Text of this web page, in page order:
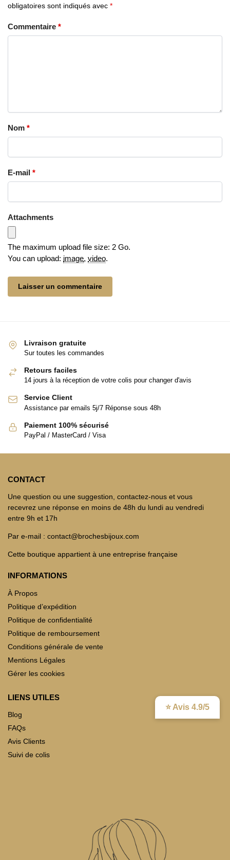
⭐ Avis 4.9/5
obligatoires sont indiqués avec *
Commentaire *
Nom *
E-mail *
Attachments
The maximum upload file size: 2 Go.
You can upload: image, video.
Livraison gratuite
Sur toutes les commandes
Retours faciles
14 jours à la réception de votre colis pour changer d'avis
Service Client
Assistance par emails 5j/7 Réponse sous 48h
Paiement 100% sécurisé
PayPal / MasterCard / Visa
CONTACT
Une question ou une suggestion, contactez-nous et vous
recevrez une réponse en moins de 48h du lundi au vendredi
entre 9h et 17h
Par e-mail : contact@brochesbijoux.com
Cette boutique appartient à une entreprise française
INFORMATIONS
À Propos
Politique d’expédition
Politique de confidentialité
Politique de remboursement
Conditions générale de vente
Mentions Légales
Gérer les cookies
LIENS UTILES
Blog
FAQs
Avis Clients
Suivi de colis